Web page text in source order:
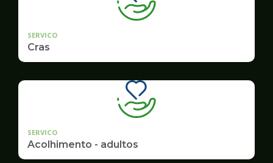
SERVICO
Cras
SERVICO
Acolhimento - adultos